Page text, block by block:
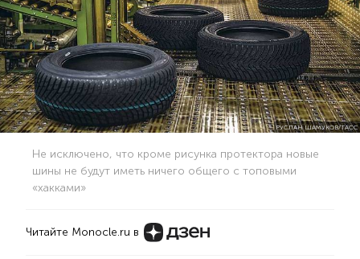
РУСЛАН ШАМУКОВ/ТАСС
Не исключено, что кроме рисунка протектора новые
шины не будут иметь ничего общего с топовыми
«хакками»
Читайте Monocle.ru в